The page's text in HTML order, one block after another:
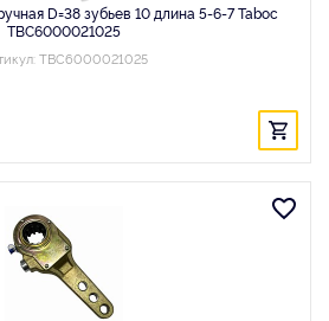
D=38 зубьев 10 длина 5-6-7 Taboc
TBC6000021025
TBC6000021025